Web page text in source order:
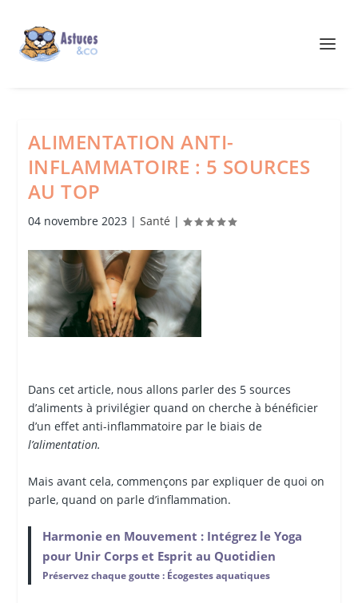
ALIMENTATION ANTI-
INFLAMMATOIRE : 5 SOURCES
AU TOP
04 novembre 2023| Santé |
Dans cet article, nous allons parler des 5 sources
d’aliments à privilégier quand on cherche à bénéficier
d’un effet anti-inflammatoire par le biais de
l’alimentation.
Mais avant cela, commençons par expliquer de quoi on
parle, quand on parle d’inflammation.
Harmonie en Mouvement : Intégrez le Yoga
pour Unir Corps et Esprit au Quotidien
Préservez chaque goutte : Écogestes aquatiques